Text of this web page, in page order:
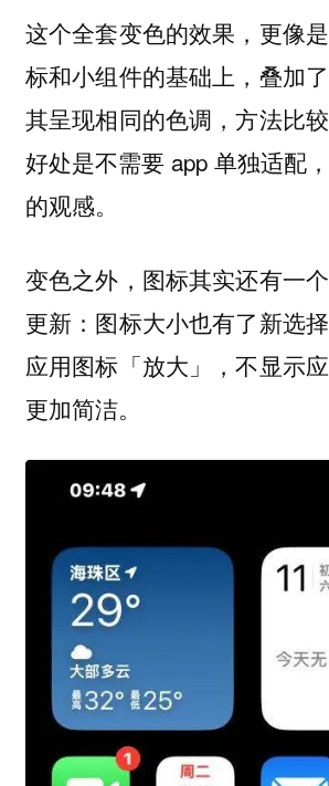
这个全套变色的效果，更像
标和小组件的基础上，叠加
其呈现相同的色调，方法比
好处是不需要 app 单独适配
的观感。
变色之外，图标其实还有一
更新：图标大小也有了新选
应用图标「放大」，不显示
更加简洁。